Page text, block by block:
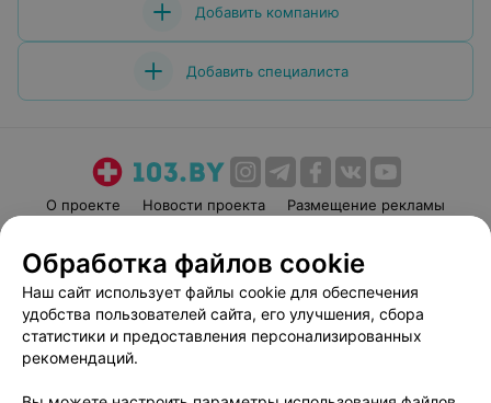
Добавить компанию
Добавить специалиста
О проекте Новости проекта
Размещение рекламы
Пользовательское соглашение
Способы оплаты
Вакансии
Партнеры
Написать руководителю 103.by
Обработка файлов cookie
Наш сайт использует файлы cookie для обеспечения
удобства пользователей сайта, его улучшения, сбора
статистики и предоставления персонализированных
рекомендаций.